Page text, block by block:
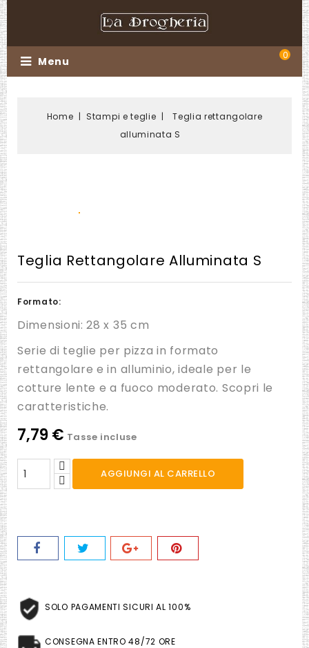
0
Menu
Home Stampi e teglie
Teglia rettangolare
alluminata S
Teglia Rettangolare Alluminata S
Formato:
Dimensioni: 28 x 35 cm
Serie di teglie per pizza in formato
rettangolare e in alluminio, ideale per le
cotture lente e a fuoco moderato. Scopri le
caratteristiche.
7,79 € Tasse incluse
AGGIUNGI AL CARRELLO
SOLO PAGAMENTI SICURI AL 100%
CONSEGNA ENTRO 48/72 ORE